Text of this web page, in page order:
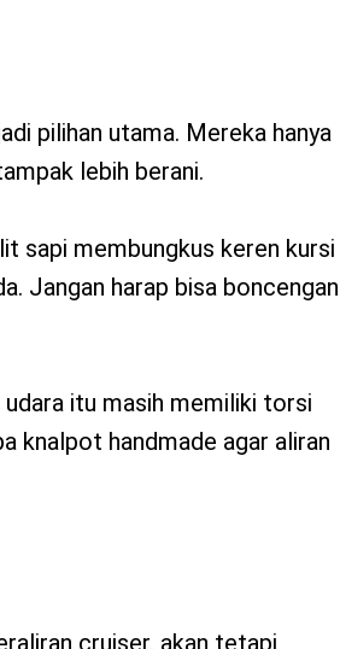
pilihan utama. Mereka hanya
lebih berani.
sapi membungkus keren kursi
Jangan harap bisa boncengan
itu masih memiliki torsi
knalpot handmade agar aliran
cruiser, akan tetapi